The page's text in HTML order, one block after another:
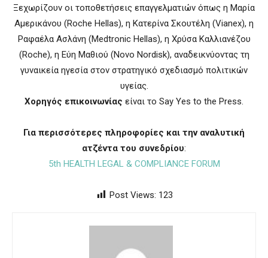
Ξεχωρίζουν οι τοποθετήσεις επαγγελματιών όπως η Μαρία
Αμερικάνου (Roche Hellas), η Κατερίνα Σκουτέλη (Vianex), η
Ραφαέλα Ασλάνη (Medtronic Hellas), η Χρύσα Καλλιανέζου
(Roche), η Εύη Μαθιού (Novo Nordisk), αναδεικνύοντας τη
γυναικεία ηγεσία στον στρατηγικό σχεδιασμό πολιτικών
υγείας.
Χορηγός επικοινωνίας είναι το Say Yes to the Press.
Για περισσότερες πληροφορίες και την αναλυτική
ατζέντα του συνεδρίου:
5th HEALTH LEGAL & COMPLIANCE FORUM
Post Views: 123